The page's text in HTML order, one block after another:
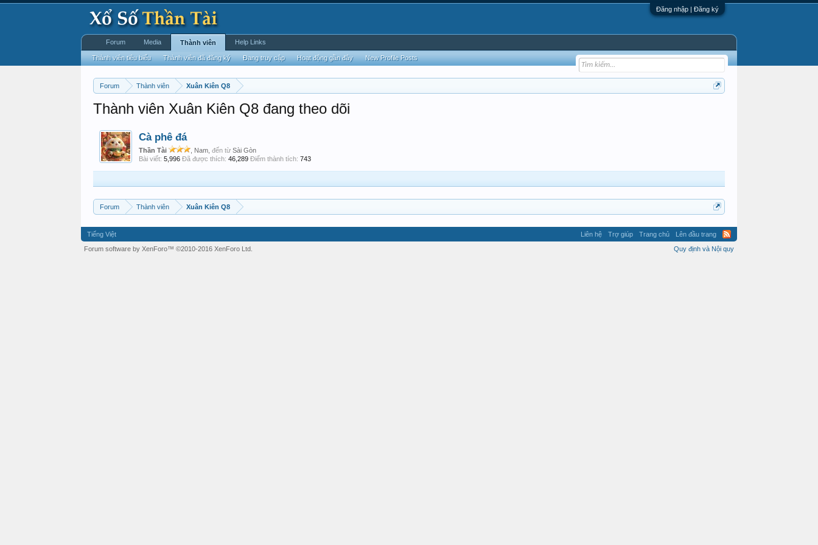
Đăng nhập | Đăng ký
Forum Thành viên Xuân Kiên Q8
Thành viên Xuân Kiên Q8 đang theo dõi
Cà phê đá
Thần Tài , Nam, đến từ Sài Gòn
Bài viết: 5,996 Đã được thích: 46,289 Điểm thành tích: 743
Forum Thành viên Xuân Kiên Q8
Forum Media Thành viên
Thành viên tiêu biểu Thành viên đã đăng ký Đang truy cập Hoạt động gần đây New Profile Posts
Help Links
Tiếng Việt Liên hệ Trợ giúp Trang chủ
Lên đầu trang
Quy định và Nội quy
Forum software by XenForo™ ©2010-2016 XenForo Ltd.